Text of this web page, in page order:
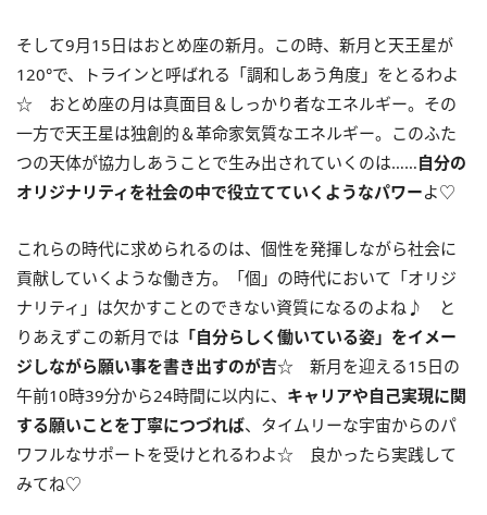
そして9月15日はおとめ座の新月。この時、新月と天王星が
120°で、トラインと呼ばれる「調和しあう角度」をとるわよ
☆ おとめ座の月は真面目＆しっかり者なエネルギー。その
一方で天王星は独創的＆革命家気質なエネルギー。このふた
つの天体が協力しあうことで生み出されていくのは……自分の
オリジナリティを社会の中で役立てていくようなパワーよ♡
これらの時代に求められるのは、個性を発揮しながら社会に
貢献していくような働き方。「個」の時代において「オリジ
ナリティ」は欠かすことのできない資質になるのよね♪ と
りあえずこの新月では 「自分らしく働いている姿」をイメー
ジしながら願い事を書き出すのが吉☆ 新月を迎える15日の
午前10時39分から24時間に以内に、 キャリアや自己実現に関
する願いことを丁寧につづれば、タイムリーな宇宙からのパ
ワフルなサポートを受けとれるわよ☆ 良かったら実践して
みてね♡